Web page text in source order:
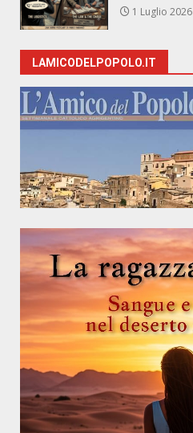
1 Luglio 2026
LAMICODELPOPOLO.IT